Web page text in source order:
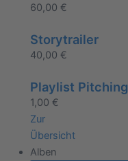
60,00 €
Storytrailer
40,00 €
Playlist Pitching
1,00 €
Zur
Übersicht
Alben